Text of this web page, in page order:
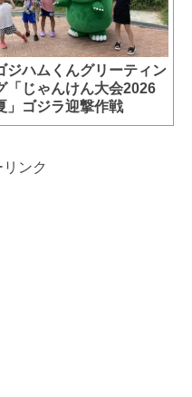
ジハムくんグリーティン
「じゃんけん大会2026
」ゴジラ迎撃作戦
ンク